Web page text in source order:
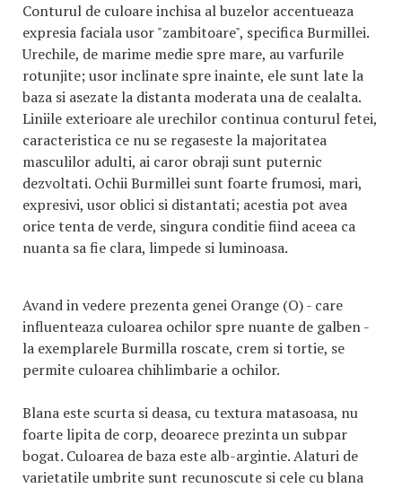
Conturul de culoare inchisa al buzelor accentueaza
expresia faciala usor "zambitoare", specifica Burmillei.
Urechile, de marime medie spre mare, au varfurile
rotunjite; usor inclinate spre inainte, ele sunt late la
baza si asezate la distanta moderata una de cealalta.
Liniile exterioare ale urechilor continua conturul fetei,
caracteristica ce nu se regaseste la majoritatea
masculilor adulti, ai caror obraji sunt puternic
dezvoltati. Ochii Burmillei sunt foarte frumosi, mari,
expresivi, usor oblici si distantati; acestia pot avea
orice tenta de verde, singura conditie fiind aceea ca
nuanta sa fie clara, limpede si luminoasa.
Avand in vedere prezenta genei Orange (O) - care
influenteaza culoarea ochilor spre nuante de galben -
la exemplarele Burmilla roscate, crem si tortie, se
permite culoarea chihlimbarie a ochilor.
Blana este scurta si deasa, cu textura matasoasa, nu
foarte lipita de corp, deoarece prezinta un subpar
bogat. Culoarea de baza este alb-argintie. Alaturi de
varietatile umbrite sunt recunoscute si cele cu blana